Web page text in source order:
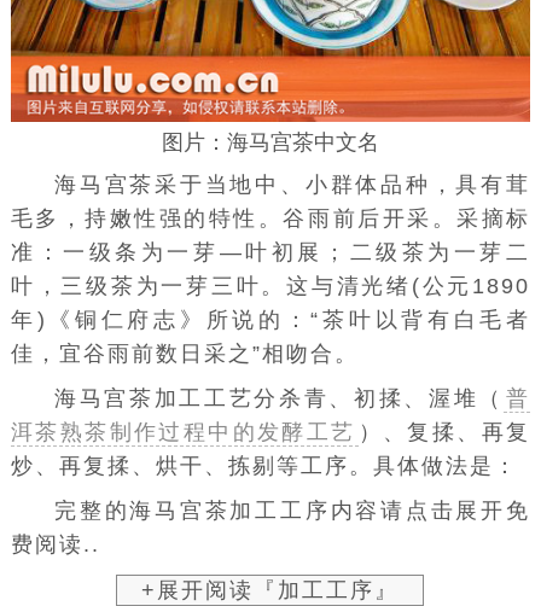
图片：海马宫茶中文名
海马宫茶采于当地中、小群体品种，具有茸
毛多，持嫩性强的特性。谷雨前后开采。采摘标
准：一级条为一芽—叶初展；二级茶为一芽二
叶，三级茶为一芽三叶。这与清光绪(公元1890
年)《铜仁府志》所说的：“茶叶以背有白毛者
佳，宜谷雨前数日采之”相吻合。
海马宫茶加工工艺分杀青、初揉、渥堆（ 普
洱茶熟茶制作过程中的发酵工艺 ）、复揉、再复
炒、再复揉、烘干、拣剔等工序。具体做法是：
完整的海马宫茶加工工序内容请点击展开免
费阅读..
+展开阅读『加工工序』